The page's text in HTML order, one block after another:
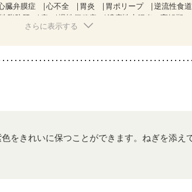
臓弁膜症 心不全 胃炎 胃ポリープ 逆流性食
脂肪肝 痔 慢性便秘症
潰瘍性大腸炎（寛解期）
睡眠時無呼吸症候群
方・経過観察中の方など
胃がん（抗がん剤治療中）
さらに表示する
をきれいに保つことができます。ねぎを添え